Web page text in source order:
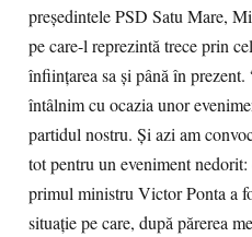
preşedintele PSD Satu Mare,
pe care-l reprezintă trece prin
înfiinţarea sa şi până în
întâlnim cu ocazia unor
partidul nostru. Şi azi am
tot pentru un eveniment
primul ministru Victor Ponta a
situaţie pe care, după părerea